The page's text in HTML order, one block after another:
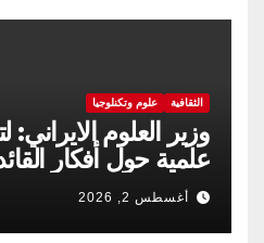
الثقافية علوم وتكنلوجيا
وزير العلوم
علمية حول أفكار
أغسطس 2, 2026